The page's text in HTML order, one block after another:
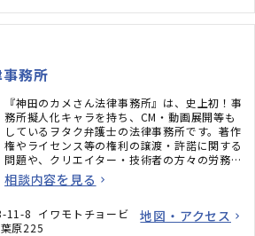
務所
『神田のカメさん法律事務所』は、史上初！事
務所擬人化キャラを持ち、CM・動画展開等も
しているヲタク弁護士の法律事務所です。著作
権やライセンス等の権利の譲渡・許諾に関する
問題や、クリエイター・技術者の方々の労務問
題にも力を入れています。また、相続問題、遺
言書作成、戦略的離婚サービスなどもご好評い
相談内容を見る
11-8 イワモトチョービ
原225
地図・アクセス